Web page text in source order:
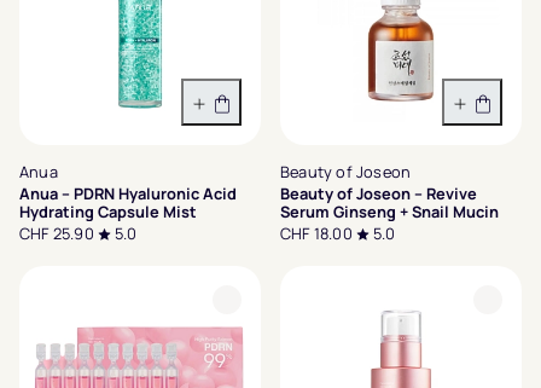
In den Warenkorb
Anua
Anua – PDRN Hyaluronic Acid
Hydrating Capsule Mist
CHF 25.90
5.0
In den
Beauty of Joseon
Beauty of Joseon – Revive
Serum Ginseng + Snail Mucin
CHF 18.00
5.0